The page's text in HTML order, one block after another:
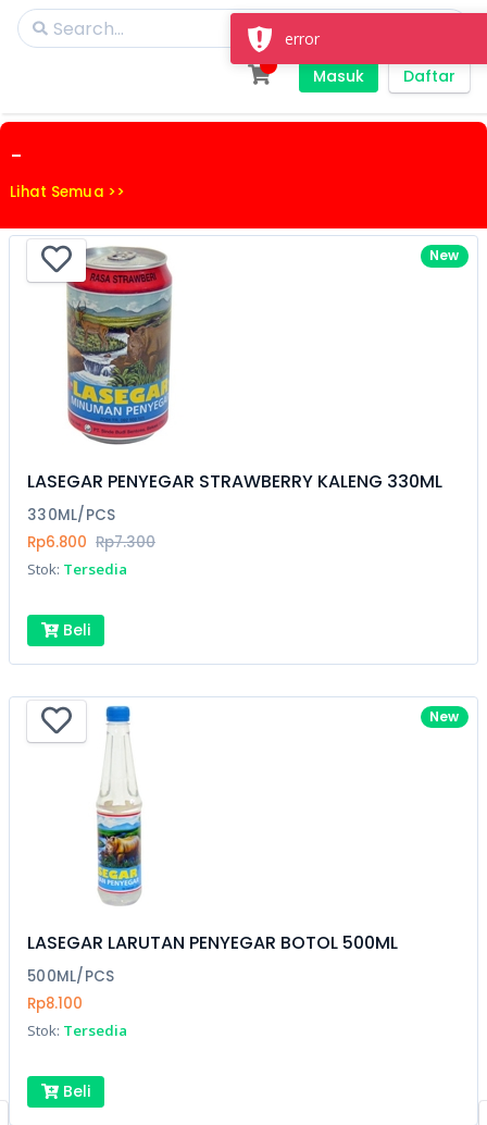
Masuk Daftar
-
Lihat Semua >>
New
LASEGAR PENYEGAR STRAWBERRY KALENG 330ML
330ML/PCS
Rp6.800 Rp7.300
Stok: Tersedia
Beli
New
LASEGAR LARUTAN PENYEGAR BOTOL 500ML
500ML/PCS
Rp8.100
Stok: Tersedia
Beli
error